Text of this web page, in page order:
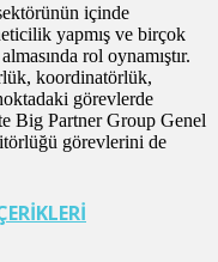
içinde
yapmış ve birçok
rol oynamıştır.
koordinatörlük,
görevlerde
Big Partner Group Genel
görevlerini de